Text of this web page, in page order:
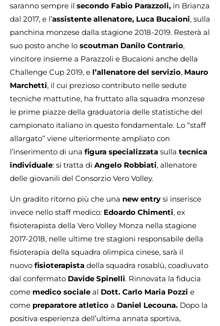
saranno sempre il secondo Fabio Parazzoli, in Brianza
dal 2017, e l’assistente allenatore, Luca Bucaioni, sulla
panchina monzese dalla stagione 2018-2019. Resterà al
suo posto anche lo scoutman Danilo Contrario,
vincitore insieme a Parazzoli e Bucaioni anche della
Challenge Cup 2019, e l’allenatore del servizio, Mauro
Marchetti, il cui prezioso contributo nelle sedute
tecniche mattutine, ha fruttato alla squadra monzese
le prime piazze della graduatoria delle statistiche del
campionato italiano in questo fondamentale. Lo “staff
allargato” viene ulteriormente ampliato con
l’inserimento di una figura specializzata sulla tecnica
individuale: si tratta di Angelo Robbiati, allenatore
delle giovanili del Consorzio Vero Volley.
Un gradito ritorno più che una new entry si inserisce
invece nello staff medico: Edoardo Chimenti, ex
fisioterapista della Vero Volley Monza nella stagione
2017-2018, nelle ultime tre stagioni responsabile della
fisioterapia della squadra olimpica cinese, sarà il
nuovo fisioterapista della squadra rosablù, coadiuvato
dal confermato Davide Spinelli. Rinnovata la fiducia
come medico sociale al Dott. Carlo Maria Pozzi e
come preparatore atletico a Daniel Lecouna. Dopo la
positiva esperienza dell’ultima annata sportiva,